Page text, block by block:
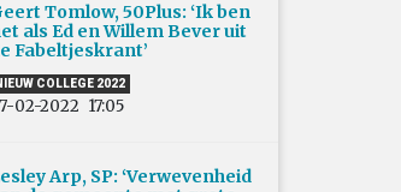
Tomlow, 50Plus: ‘Ik ben
als Ed en Willem Bever uit
Fabeltjeskrant’
COLLEGE 2022
02-2022 17:05
Arp, SP: ‘Verwevenheid